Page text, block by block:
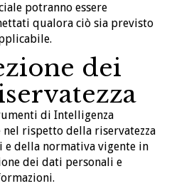
potranno essere
qualora ciò sia previsto
dei
di Intelligenza
rispetto della riservatezza
della normativa vigente in
dei dati personali e